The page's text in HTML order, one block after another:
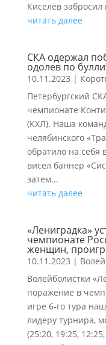
Киселёв
читать далее
СКА одержал
одолев по
10.11.2023 |
Петербургский
чемпионате
(КХЛ). Наша
челябинского
обратило на себя
висел баннер
затем...
читать далее
«Лениградка»
чемпионате
женщин,
10.11.2023 |
Волейболистки
поражение в
игре 6-го тура
лидеру турнира,
(25:20, 19:25,